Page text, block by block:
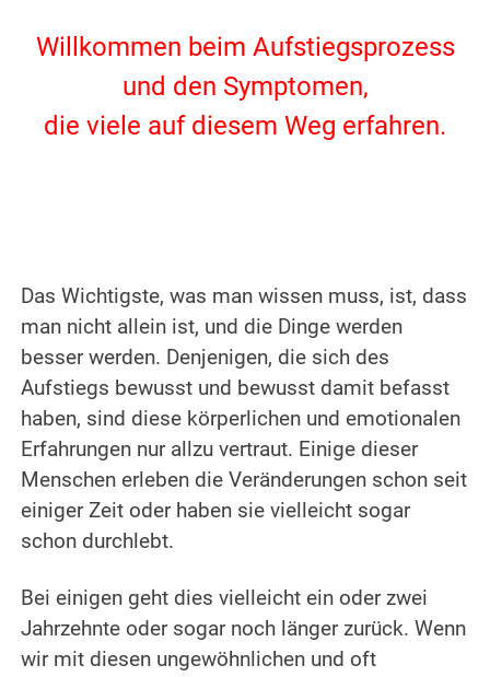
Willkommen beim Aufstiegsprozess
und den Symptomen,
die viele auf diesem Weg erfahren.
Das Wichtigste, was man wissen muss, ist, dass
man nicht allein ist, und die Dinge werden
besser werden. Denjenigen, die sich des
Aufstiegs bewusst und bewusst damit befasst
haben, sind diese körperlichen und emotionalen
Erfahrungen nur allzu vertraut. Einige dieser
Menschen erleben die Veränderungen schon seit
einiger Zeit oder haben sie vielleicht sogar
schon durchlebt.
Bei einigen geht dies vielleicht ein oder zwei
Jahrzehnte oder sogar noch länger zurück. Wenn
wir mit diesen ungewöhnlichen und oft